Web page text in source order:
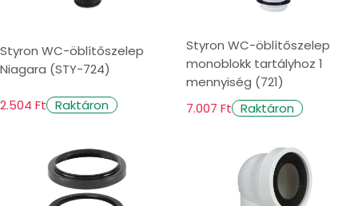
Styron WC-öblítőszelep
Niagara (STY-724)
2.504 Ft Raktáron
Styron WC-öblítőszelep
monoblokk tartályhoz 1
mennyiség (721)
7.007 Ft Raktáron